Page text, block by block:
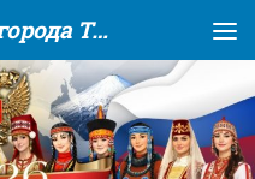
МБОУ ОШ «Горизонт» города Тюмени